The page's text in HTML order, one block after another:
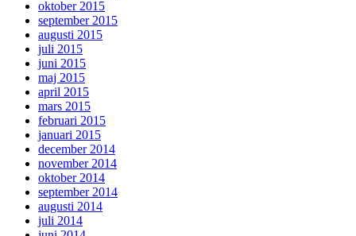
oktober 2015
september 2015
augusti 2015
juli 2015
juni 2015
maj 2015
april 2015
mars 2015
februari 2015
januari 2015
december 2014
november 2014
oktober 2014
september 2014
augusti 2014
juli 2014